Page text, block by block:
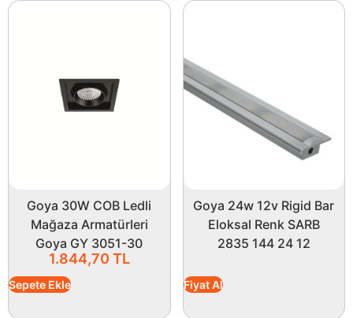
Goya 30W COB Ledli
Mağaza Armatürleri
Goya GY 3051-30
1.844,70 TL
Sepete Ekle
Goya 24w 12v Rigid Bar
Eloksal Renk SARB
2835 144 24 12
Fiyat Al